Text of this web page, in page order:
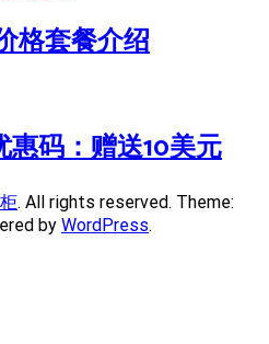
格套餐介绍
码：赠送10美元
. All rights reserved. Theme:
by WordPress.